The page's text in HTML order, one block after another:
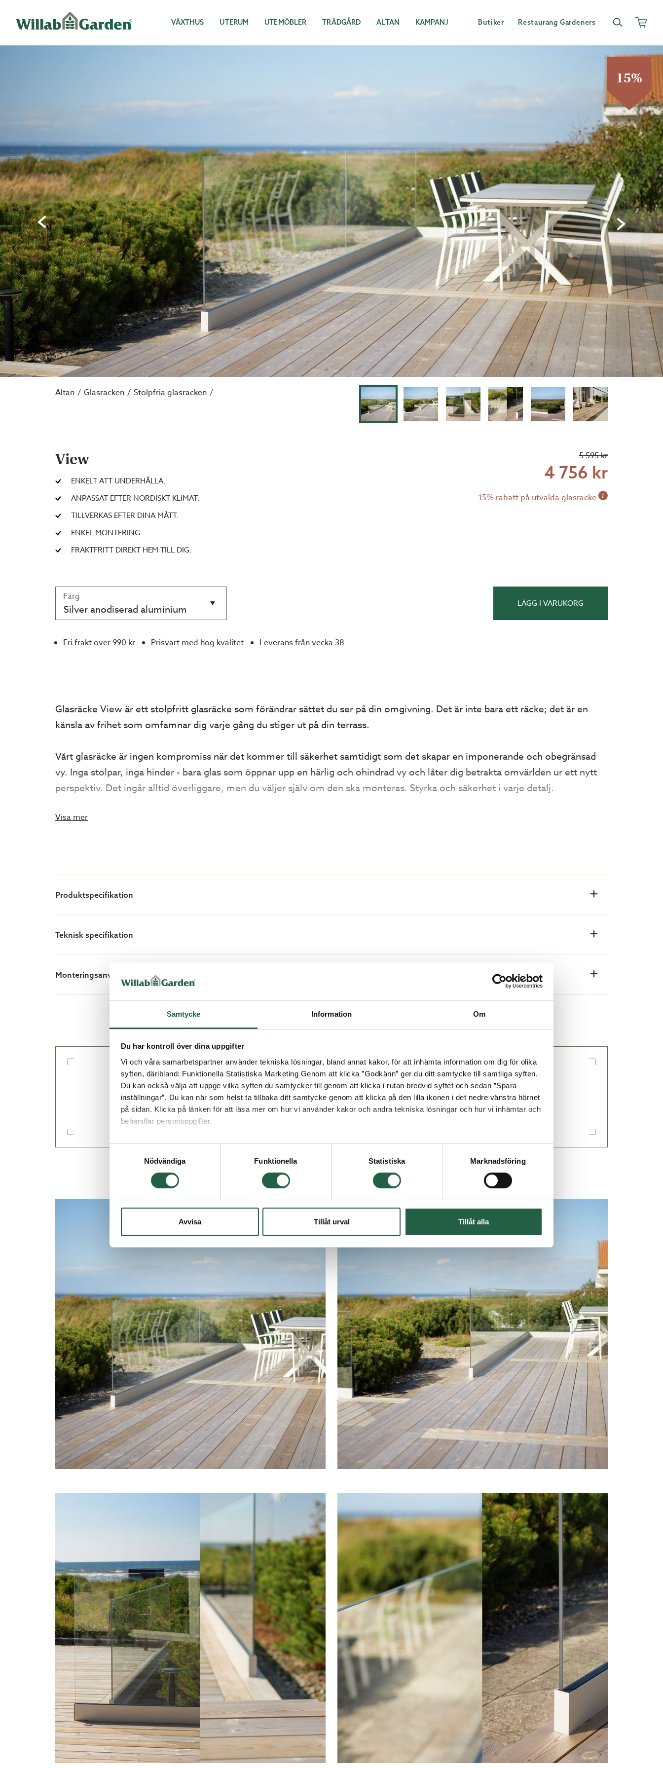
Samtycke Information Om
Du har kontroll över dina uppgifter
Vi och våra samarbetspartner använder tekniska lösningar, bland annat kakor, för att inhämta information om dig för olika
syften, däribland: Funktionella Statistiska Marketing Genom att klicka ”Godkänn” ger du ditt samtycke till samtliga syften.
Du kan också välja att uppge vilka syften du samtycker till genom att klicka i rutan bredvid syftet och sedan ”Spara
inställningar”. Du kan när som helst ta tillbaka ditt samtycke genom att klicka på den lilla ikonen i det nedre vänstra hörnet
på sidan. Klicka på länken för att läsa mer om hur vi använder kakor och andra tekniska lösningar och hur vi inhämtar och
behandlar personuppgifter.
Ta reda på mer om cookies Googles sekretesspolicy
Samtyckesval
Nödvändiga
Funktionella Statistiska Marknadsföring
Avvisa Tillåt urval Tillåt alla
VÄXTHUS UTERUM UTEMÖBLER TRÄDGÅRD ALTAN KAMPANJ Butiker Restaurang Gardeners
15%
Altan Glasräcken Stolpfria glasräcken
View
ENKELT ATT UNDERHÅLLA.
ANPASSAT EFTER NORDISKT KLIMAT.
TILLVERKAS EFTER DINA MÅTT.
ENKEL MONTERING.
FRAKTFRITT DIREKT HEM TILL DIG.
5 595 kr
4 756 kr
15% rabatt på utvalda glasräcke i
Färg
Silver anodiserad aluminium LÄGG I VARUKORG
Fri frakt över 990 kr Prisvärt med hög kvalitet Leverans från vecka 38
Glasräcke View är ett stolpfritt glasräcke som förändrar sättet du ser på din omgivning. Det är inte bara ett räcke; det är en
känsla av frihet som omfamnar dig varje gång du stiger ut på din terrass.
Vårt glasräcke är ingen kompromiss när det kommer till säkerhet samtidigt som det skapar en imponerande och obegränsad
vy. Inga stolpar, inga hinder - bara glas som öppnar upp en härlig och ohindrad vy och låter dig betrakta omvärlden ur ett nytt
perspektiv. Det ingår alltid överliggare, men du väljer själv om den ska monteras. Styrka och säkerhet i varje detalj.
Om du önskar beställa Glasräcke View i anpassade mått, vänligen kontakta våra säljare.
Visa mer
Produktspecifikation
Teknisk specifikation
Monteringsanvisningar/dokument
Kundservice
Vanliga frågor & svar produkter